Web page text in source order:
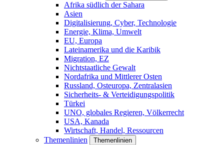
Afrika südlich der Sahara
Asien
Digitalisierung, Cyber, Technologie
Energie, Klima, Umwelt
EU, Europa
Lateinamerika und die Karibik
Migration, EZ
Nichtstaatliche Gewalt
Nordafrika und Mittlerer Osten
Russland, Osteuropa, Zentralasien
Sicherheits- & Verteidigungspolitik
Türkei
UNO, globales Regieren, Völkerrecht
USA, Kanada
Wirtschaft, Handel, Ressourcen
Themenlinien
Themenlinien